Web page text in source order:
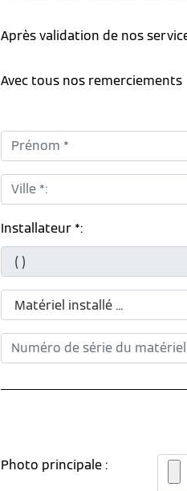
Après validation de nos
Avec tous nos remerciements
Prénom *:
Ville *:
Installateur *:
Photo principale :